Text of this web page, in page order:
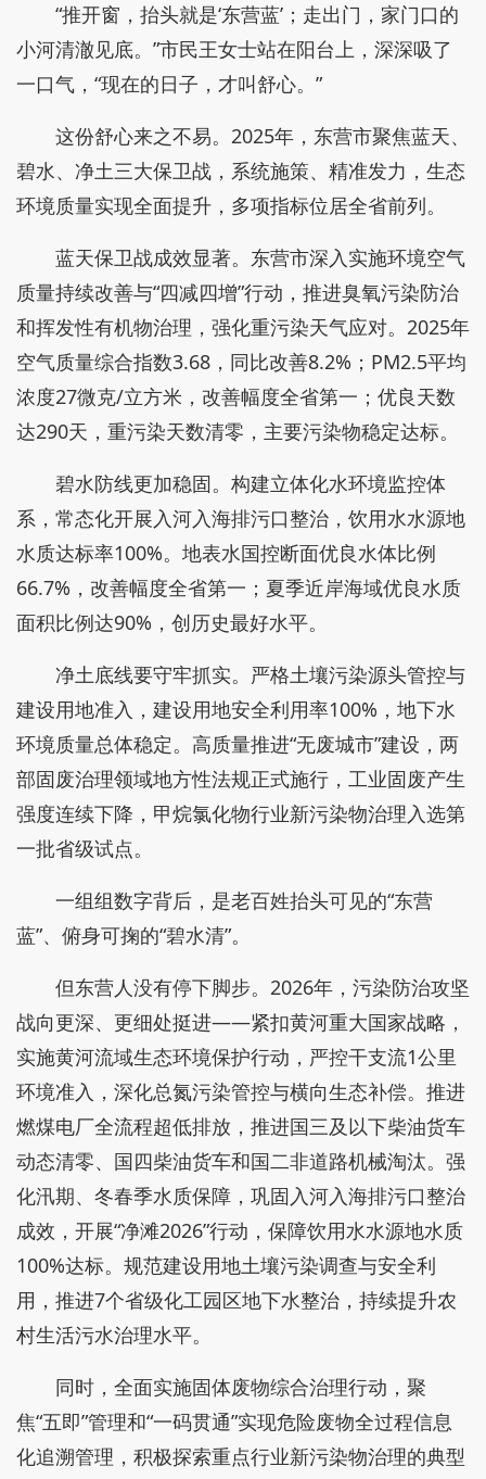
“推开窗，抬头就是‘东营蓝’；走出门，家门口的
小河清澈见底。”市民王女士站在阳台上，深深吸了
一口气，“现在的日子，才叫舒心。”
这份舒心来之不易。2025年，东营市聚焦蓝天、
碧水、净土三大保卫战，系统施策、精准发力，生态
环境质量实现全面提升，多项指标位居全省前列。
蓝天保卫战成效显著。东营市深入实施环境空气
质量持续改善与“四减四增”行动，推进臭氧污染防治
和挥发性有机物治理，强化重污染天气应对。2025年
空气质量综合指数3.68，同比改善8.2%；PM2.5平均
浓度27微克/立方米，改善幅度全省第一；优良天数
达290天，重污染天数清零，主要污染物稳定达标。
碧水防线更加稳固。构建立体化水环境监控体
系，常态化开展入河入海排污口整治，饮用水水源地
水质达标率100%。地表水国控断面优良水体比例
66.7%，改善幅度全省第一；夏季近岸海域优良水质
面积比例达90%，创历史最好水平。
净土底线要守牢抓实。严格土壤污染源头管控与
建设用地准入，建设用地安全利用率100%，地下水
环境质量总体稳定。高质量推进“无废城市”建设，两
部固废治理领域地方性法规正式施行，工业固废产生
强度连续下降，甲烷氯化物行业新污染物治理入选第
一批省级试点。
一组组数字背后，是老百姓抬头可见的“东营
蓝”、俯身可掬的“碧水清”。
但东营人没有停下脚步。2026年，污染防治攻坚
战向更深、更细处挺进——紧扣黄河重大国家战略，
实施黄河流域生态环境保护行动，严控干支流1公里
环境准入，深化总氮污染管控与横向生态补偿。推进
燃煤电厂全流程超低排放，推进国三及以下柴油货车
动态清零、国四柴油货车和国二非道路机械淘汰。强
化汛期、冬春季水质保障，巩固入河入海排污口整治
成效，开展“净滩2026”行动，保障饮用水水源地水质
100%达标。规范建设用地土壤污染调查与安全利
用，推进7个省级化工园区地下水整治，持续提升农
村生活污水治理水平。
同时，全面实施固体废物综合治理行动，聚
焦“五即”管理和“一码贯通”实现危险废物全过程信息
化追溯管理，积极探索重点行业新污染物治理的典型